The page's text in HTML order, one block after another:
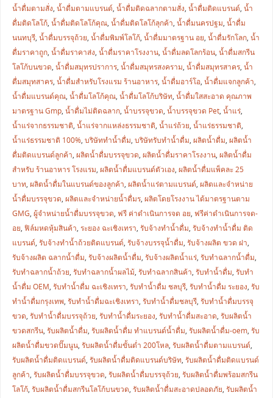
น้ำดื่มตามสั่ง, น้ำดื่มตามแบรนด์, น้ำดื่มติดฉลากตามสั่ง, น้ำดื่มติดแบรนด์, น้ำ
ดื่มติดโลโก้, น้ำดื่มติดโลโก้คุณ, น้ำดื่มติดโลโก้ลุกค้า, น้ำดื่มนครปฐม, น้ำดื่ม
นนทบุรี, น้ำดื่มบรรจุถ้วย, น้ำดื่มพิมพ์โลโก้, น้ำดื่มมาตรฐาน อย, น้ำดื่มรักโลก, น้ำ
ดื่มราคาถูก, น้ำดื่มราคาส่ง, น้ำดื่มราคาโรงงาน, น้ำดื่มลดโลกร้อน, น้ำดื่มสกรีน
โลโก้บนขวด, น้ำดื่มสมุทรปราการ, น้ำดื่มสมุทรสงคราม, น้ำดื่มสมุทรสาคร, น้ำ
ดื่มสมุทสาคร, น้ำดื่มสำหรับโรงแรม ร้านอาหาร, น้ำดื่มอาร์โอ, น้ำดื่มแจกลูกค้า,
น้ำดื่มแบรนด์คุณ, น้ำดื่มโลโก้คุณ, น้ำดื่มโลโก้บริษัท, น้ำดื่มใสสะอาด คุณภาพ
มาตรฐาน Gmp, น้ำดื่มไม่ติดฉลาก, น้ำบรรจุขวด, น้ำบรรจุขวด Pet, น้ำแร่,
น้ำแร่จากธรรมชาติ, น้ำแร่จากแหล่งธรรมชาติ, น้ำแร่ถ้วย, น้ำแร่ธรรมชาติ,
น้ำแร่ธรรมชาติ 100%, บริษัททำน้ำดื่ม, บริษัทรับทำน้ำดื่ม, ผลิตน้ำดื่ม, ผลิตน้ำ
ดื่มติดแบรนด์ลูกค้า, ผลิตน้ำดื่มบรรจุขวด, ผลิตน้ำดื่มราคาโรงงาน, ผลิตน้ำดื่ม
สำหรับ ร้านอาหาร โรงแรม, ผลิตน้ำดื่มแบรนด์ตัวเอง, ผลิตน้ำดื่มแพ็คละ 25
บาท, ผลิตน้ำดื่มในแบรนด์ของลูกค้า, ผลิตน้ำแร่ตามแบรนด์, ผลิตและจำหน่าย
น้ำดื่มบรรจุขวด, ผลิตและจำหน่ายน้ำดื่มร, ผลิตโดยโรงงาน ได้มาตรฐานตาม
GMG, ผู้จำหน่ายน้ำดื่มบรรจุขวด, ฟรี ค่าดำเนินการจด อย, ฟรีค่าดำเนินการจด-
อย, ฟิล์มหดหุ้มสินค้า, ระยอง ฉะเชิงเทรา, รับจ้างทำน้ำดื่ม, รับจ้างทำน้ำดื่ม ติด
แบรนด์, รับจ้างทำน้ำถ้วยติดแบรนด์, รับจ้างบรรจุน้ำดื่ม, รับจ้างผลิต ขวด ฝา,
รับจ้างผลิต ฉลากน้ำดื่ม, รับจ้างผลิตน้ำดื่ม, รับจ้างผลิตน้ำแร่, รับทำฉลากน้ำดื่ม,
รับทำฉลากน้ำถ้วย, รับทำฉลากน้ำผลไม้, รับทำฉลากสินค้า, รับทำน้ำดื่ม, รับทำ
น้ำดื่ม OEM, รับทำน้ำดื่ม ฉะเชิงเทรา, รับทำน้ำดื่ม ชลบุรี, รับทำน้ำดื่ม ระยอง, รับ
ทำน้ำดื่มกรุงเทพ, รับทำน้ำดื่มฉะเชิงเทรา, รับทำน้ำดื่มชลบุรี, รับทำน้ำดื่มบรรจุ
ขวด, รับทำน้ำดื่มบรรจุถ้วย, รับทำน้ำดื่มระยอง, รับทำน้ำดื่มสะอาด, รับผลิตน้ำ
ขวดสกรีน, รับผลิตน้ำดื่ม, รับผลิตน้ำดื่ม ทำแบรนด์น้ำดื่ม, รับผลิตน้ำดื่ม-oem, รับ
ผลิตน้ำดื่มขวดปั๊มนูน, รับผลิตน้ำดื่มขั้นต่ำ 200โหล, รับผลิตน้ำดื่มตามแบรนด์,
รับผลิตน้ำดื่มติดแบรนด์, รับผลิตน้ำดื่มติดแบรนด์บริษัท, รับผลิตน้ำดื่มติดแบรนด์
ลูกค้า, รับผลิตน้ำดื่มบรรจุขวด, รับผลิตน้ำดื่มบรรจุถ้วย, รับผลิตน้ำดื่มพร้อมสกรีน
โลโก้, รับผลิตน้ำดื่มสกรีนโลโก้บนขวด, รับผลิตน้ำดื่มสะอาดปลอดภัย, รับผลิตน้ำ